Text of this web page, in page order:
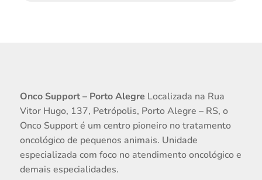
Onco Support – Porto Alegre Localizada na Rua
Vitor Hugo, 137, Petrópolis, Porto Alegre – RS, o
Onco Support é um centro pioneiro no tratamento
oncológico de pequenos animais. Unidade
especializada com foco no atendimento oncológico e
demais especialidades.